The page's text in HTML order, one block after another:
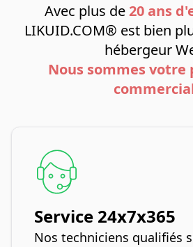
Avec plus de20 ans
LIKUID.COM® est bien
hébergeur
Nous sommes
Service 24x7x365
Nos techniciens qualifiés